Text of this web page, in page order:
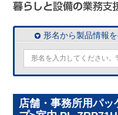
形名から製品情報
店舗・事務所用パ